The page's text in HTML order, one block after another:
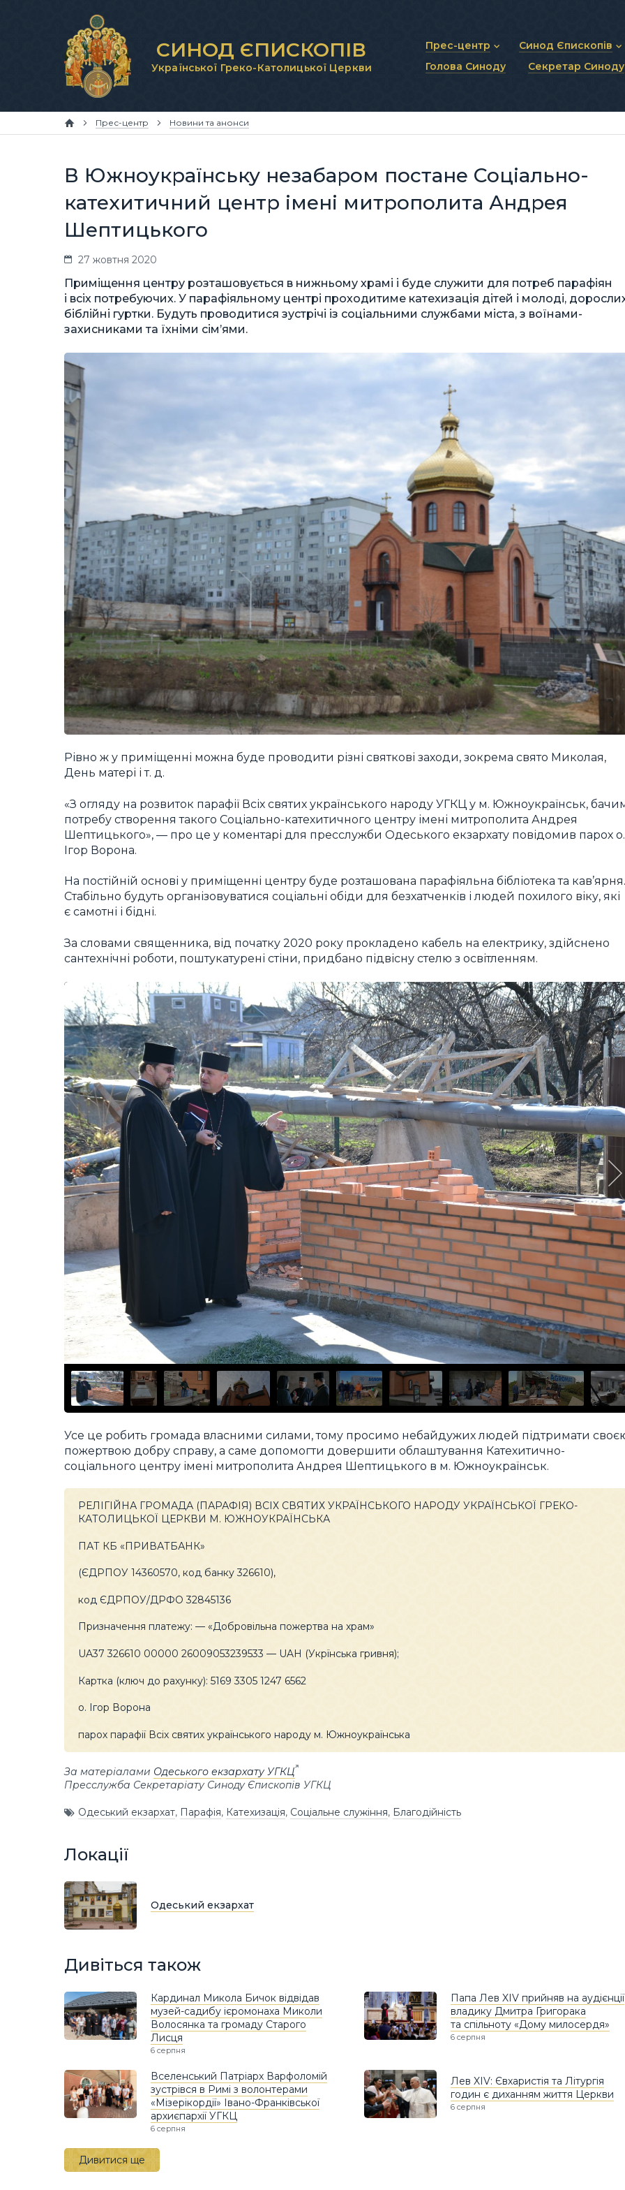
СИНОД ЄПИСКОПІВ
Української Греко-Католицької Церкви
Прес-центр
Новини та анонси
Синод Єпископів
Статут Синоду
Синодальні органи
Голова Синоду Секретар Синоду
Прес-центр Новини та анонси
В Южноукраїнську незабаром постане Соціально-
катехитичний центр імені митрополита Андрея
Шептицького
27 жовтня 2020
Приміщення центру розташовується в нижньому храмі і буде служити для потреб парафіян
і всіх потребуючих. У парафіяльному центрі проходитиме катехизація дітей і молоді,
біблійні гуртки. Будуть проводитися зустрічі із соціальними службами міста, з воїнами-
захисниками та їхніми сім’ями.
Рівно ж у приміщенні можна буде проводити різні святкові заходи, зокрема свято Миколая,
День матері і т. д.
«З огляду на розвиток парафії Всіх святих українського народу УГКЦ у м. Южноукраїнськ,
потребу створення такого Соціально-катехитичного центру імені митрополита Андрея
Шептицького», — про це у коментарі для пресслужби Одеського екзархату повідомив парох о.
Ігор Ворона.
На постійній основі у приміщенні центру буде розташована парафіяльна бібліотека та кав’ярня.
Стабільно будуть організовуватися соціальні обіди для безхатченків і людей похилого віку, які
є самотні і бідні.
За словами священника, від початку 2020 року прокладено кабель на електрику, здійснено
сантехнічні роботи, поштукатурені стіни, придбано підвісну стелю з освітленням.
Усе це робить громада власними силами, тому просимо небайдужих людей підтримати
пожертвою добру справу, а саме допомогти довершити облаштування Катехитично-
соціального центру імені митрополита Андрея Шептицького в м. Южноукраїнськ.
РЕЛІГІЙНА ГРОМАДА (ПАРАФІЯ) ВСІХ СВЯТИХ УКРАЇНСЬКОГО НАРОДУ УКРАЇНСЬКОЇ ГРЕКО-
КАТОЛИЦЬКОЇ ЦЕРКВИ М. ЮЖНОУКРАЇНСЬКА
ПАТ КБ «ПРИВАТБАНК»
(ЄДРПОУ 14360570, код банку 326610),
код ЄДРПОУ/ДРФО 32845136
Призначення платежу: — «Добровільна пожертва на храм»
UA37 326610 00000 26009053239533 — UAH (Укрїнська гривня);
Картка (ключ до рахунку): 5169 3305 1247 6562
о. Ігор Ворона
парох парафії Всіх святих українського народу м. Южноукраїнська
За матеріалами Одеського екзархату УГКЦ
Пресслужба Секретаріату Синоду Єпископів УГКЦ
Одеський екзархат, Парафія, Катехизація, Соціальне служіння, Благодійність
Локації
Одеський екзархат
Дивіться також
Кардинал Микола Бичок відвідав
музей-садибу ієромонаха Миколи
Волосянка та громаду Старого
Лисця
6 серпня
Папа Лев XIV прийняв на аудієнції
владику Дмитра Григорака
та спільноту «Дому милосердя»
6 серпня
Вселенський Патріарх Варфоломій
зустрівся в Римі з волонтерами
«Мізерікордії» Івано-Франківської
архиєпархії УГКЦ
6 серпня
Лев XIV: Євхаристія та Літургія
годин є диханням життя Церкви
6 серпня
Дивитися ще